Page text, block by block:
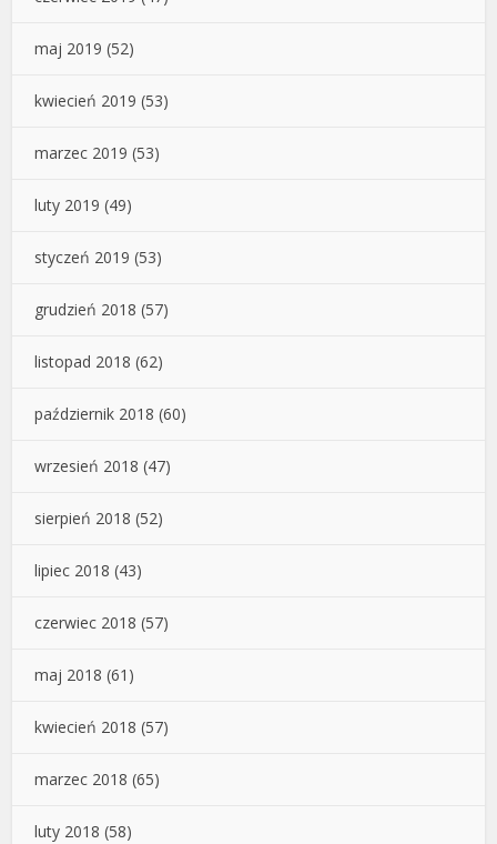
maj 2019 (52)
kwiecień 2019 (53)
marzec 2019 (53)
luty 2019 (49)
styczeń 2019 (53)
grudzień 2018 (57)
listopad 2018 (62)
październik 2018 (60)
wrzesień 2018 (47)
sierpień 2018 (52)
lipiec 2018 (43)
czerwiec 2018 (57)
maj 2018 (61)
kwiecień 2018 (57)
marzec 2018 (65)
luty 2018 (58)